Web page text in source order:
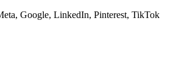
Google, LinkedIn, Pinterest, TikTok